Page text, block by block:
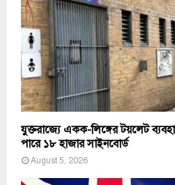
যুক্তরাজ্যে একক-লিঙ্গের টয়লেট
পারে ১৮ হাজার সাইনবোর্ড
August 5, 2026